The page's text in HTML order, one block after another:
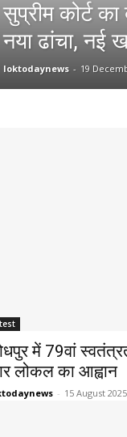
सुप्रीम कोर्ट
नया ढांचा, नई
loktodaynews - 19
में 79वां
लोकल का आह्वान
- 15 August 2025